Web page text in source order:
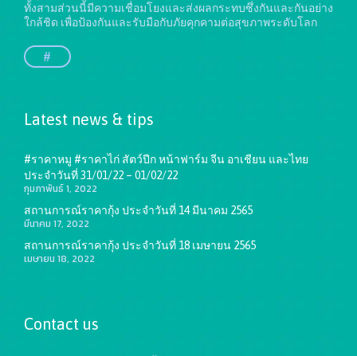
ทั้งสามส่วนนี้มีความเชื่อมโยงและส่งผลกระทบซึ่งกันและกันอย่าง
ใกล้ชิด เพื่อป้องกันและรับมือกับภัยคุกคามต่อสุขภาพระดับโลก
#
Latest news & tips
#ราคาหมู #ราคาไก่ สัตว์ปีก หน้าฟาร์ม จีน อาเชียน และไทย
ประจำวันที่ 31/01/22 – 01/02/22
กุมภาพันธ์ 1, 2022
สถานการณ์ราคากุ้ง ประจำวันที่ 14 มีนาคม 2565
มีนาคม 17, 2022
สถานการณ์ราคากุ้ง ประจำวันที่ 18 เมษายน 2565
เมษายน 18, 2022
Contact us